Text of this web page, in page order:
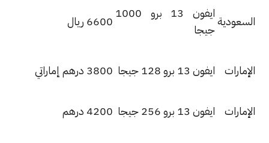
ايفون 13 برو 1000
جيجا
6600 ريال
ايفون 13 برو 128 جيجا 3800 درهم إماراتي
ايفون 13 برو 256 جيجا 4200 درهم